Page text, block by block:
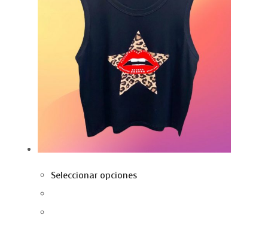
Seleccionar opciones